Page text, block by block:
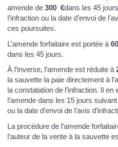
amende de 300 €dans les 45
l’infraction ou la date d’envoi de
ces poursuites.
L’amende forfaitaire est portée à
dans les 45 jours.
À l’inverse, l’amende est réduite à
la sauvette la paie directement à
la constatation de l’infraction. Il en
l’amende dans les 15 jours
ou la date d’envoi de l’avis
La procédure de l’amende
l’auteur de la vente à la sauvette